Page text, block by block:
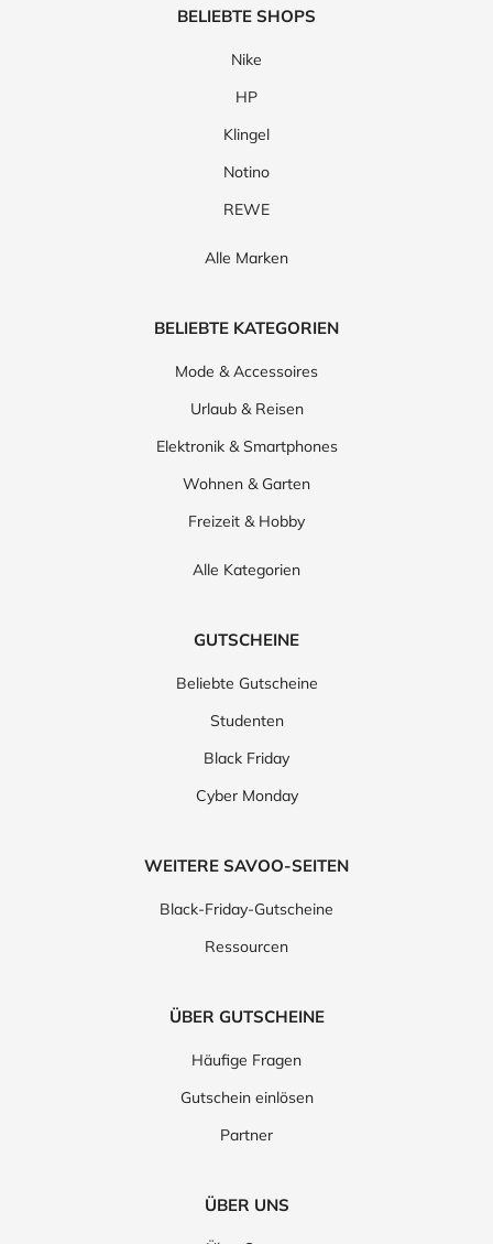
BELIEBTE SHOPS
Nike
HP
Klingel
Notino
REWE
Alle Marken
BELIEBTE KATEGORIEN
Mode & Accessoires
Urlaub & Reisen
Elektronik & Smartphones
Wohnen & Garten
Freizeit & Hobby
Alle Kategorien
GUTSCHEINE
Beliebte Gutscheine
Studenten
Black Friday
Cyber Monday
WEITERE SAVOO-SEITEN
Black-Friday-Gutscheine
Ressourcen
ÜBER GUTSCHEINE
Häufige Fragen
Gutschein einlösen
Partner
ÜBER UNS